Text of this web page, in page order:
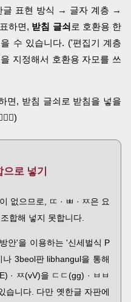
표현 방식 → 글자 계층 →
하면, 받침 글쇠 로 호환용 한
수 있습니다. ('편집기 계층
지정해서 호환용 자모를 쓰
면, 받침 글쇠로 받침을 넣을
으로 넣기
없으므로, ㄸ · ㅃ · ㅉ은 요
합해 넣지 못합니다.
안'을 이용하는 '신세벌식 P
3beol판 libhangul을 통해
· ㅉ(vV)을 ㄷㄷ(gg) · ㅂㅂ
습니다. 다만 옛한글 자판에